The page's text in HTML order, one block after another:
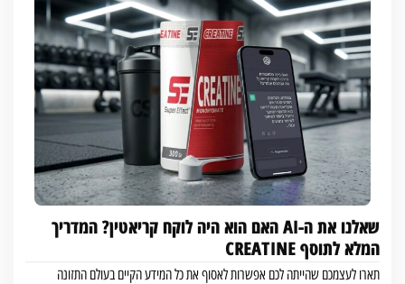
שאלנו את ה-AI האם הוא היה לוקח קריאטין? המדריך
המלא לתוסף CREATINE
תארו לעצמכם שהייתה לכם אפשרות לאסוף את כל המידע הקיים בעולם התזונה